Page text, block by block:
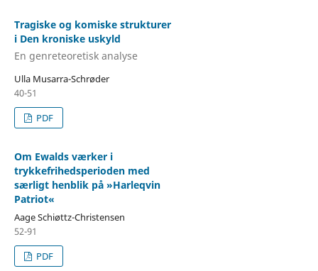
Tragiske og komiske strukturer
i Den kroniske uskyld
En genreteoretisk analyse
Ulla Musarra-Schrøder
40-51
PDF
Om Ewalds værker i
trykkefrihedsperioden med
særligt henblik på »Harleqvin
Patriot«
Aage Schiøttz-Christensen
52-91
PDF